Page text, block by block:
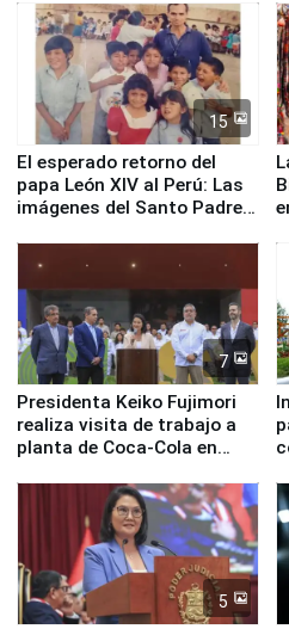
de Chile
15
El esperado retorno del
papa León XIV al Perú: Las
imágenes del Santo Padre
7
Presidenta Keiko Fujimori
realiza visita de trabajo a
planta de Coca-Cola en
5